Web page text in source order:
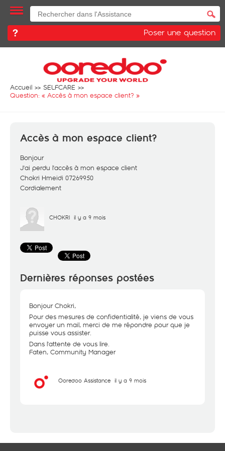
Poser une question
Accueil
SELFCARE
Question: « Accès à mon espace client? »
Accès à mon espace client?
Bonjour
J'ai perdu l'accès à mon espace client
Chokri Hmeidi 07269950
Cordialement
CHOKRI il y a 9 mois
Dernières réponses postées
Bonjour Chokri,
Pour des mesures de confidentialité, je viens de vous
envoyer un mail, merci de me répondre pour que je
puisse vous assister.
Dans l'attente de vous lire.
Faten, Community Manager
Ooredoo Assistance il y a 9 mois